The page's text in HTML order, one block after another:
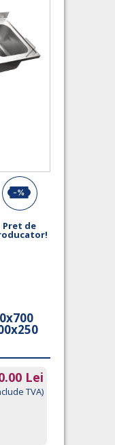
Pret de
Lei
TVA)